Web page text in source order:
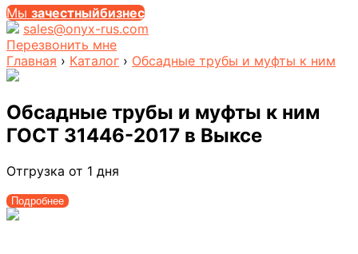
Мы зачестныйбизнес
sales@onyx-rus.com
Перезвонить мне
Главная › Каталог › Обсадные трубы и муфты к ним
Обсадные трубы и муфты к ним
ГОСТ 31446-2017 в Выксе
Отгрузка от 1 дня
Подробнее